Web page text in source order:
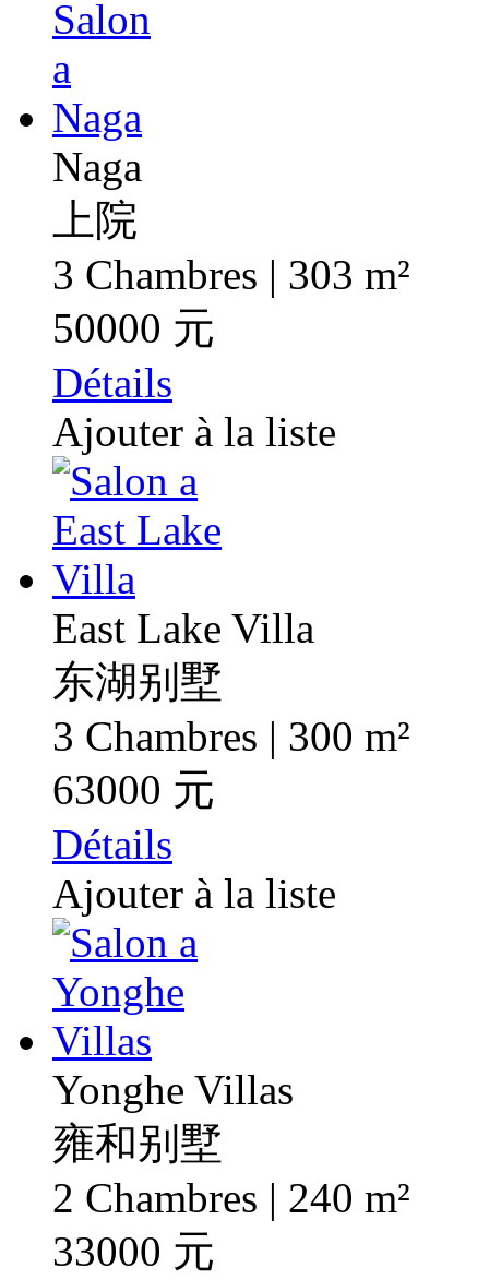
Naga
上院
3 Chambres | 303 m²
50000 元
Détails
Ajouter à la liste
East Lake Villa
东湖别墅
3 Chambres | 300 m²
63000 元
Détails
Ajouter à la liste
Yonghe Villas
雍和别墅
2 Chambres | 240 m²
33000 元